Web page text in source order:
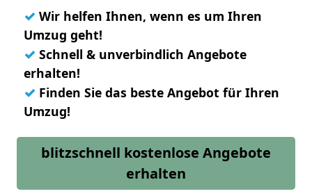
✓ Wir helfen Ihnen, wenn es um Ihren
Umzug geht!
✓ Schnell & unverbindlich Angebote
erhalten!
✓ Finden Sie das beste Angebot für Ihren
Umzug!
blitzschnell kostenlose Angebote
erhalten